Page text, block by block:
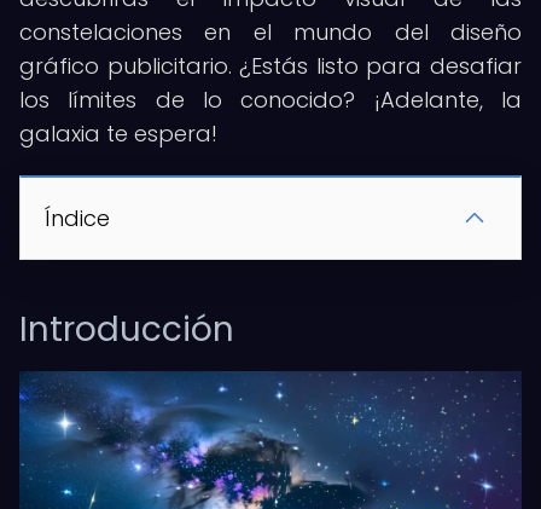
constelaciones en el mundo del diseño
gráfico publicitario. ¿Estás listo para desafiar
los límites de lo conocido? ¡Adelante, la
galaxia te espera!
Índice
Introducción